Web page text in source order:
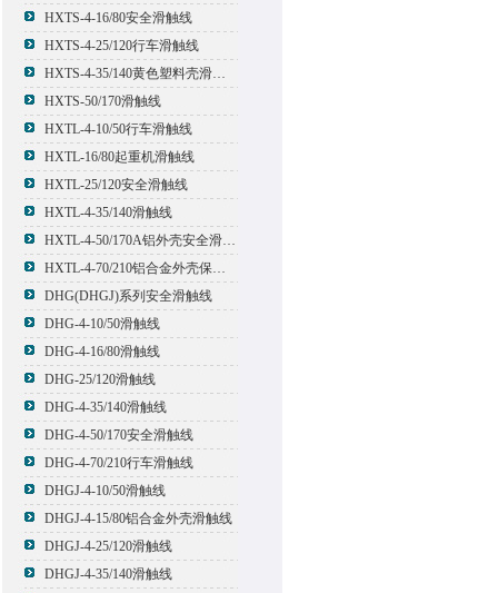
HXTS-4-16/80安全滑触线
HXTS-4-25/120行车滑触线
HXTS-4-35/140黄色塑料壳滑触线
HXTS-50/170滑触线
HXTL-4-10/50行车滑触线
HXTL-16/80起重机滑触线
HXTL-25/120安全滑触线
HXTL-4-35/140滑触线
HXTL-4-50/170A铝外壳安全滑触线
HXTL-4-70/210铝合金外壳保护多极管式滑触线
DHG(DHGJ)系列安全滑触线
DHG-4-10/50滑触线
DHG-4-16/80滑触线
DHG-25/120滑触线
DHG-4-35/140滑触线
DHG-4-50/170安全滑触线
DHG-4-70/210行车滑触线
DHGJ-4-10/50滑触线
DHGJ-4-15/80铝合金外壳滑触线
DHGJ-4-25/120滑触线
DHGJ-4-35/140滑触线